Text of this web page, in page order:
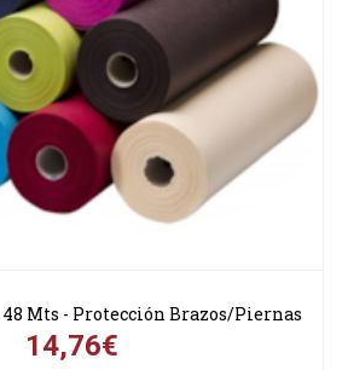
Mts - Protección Brazos/Piernas
14,76€